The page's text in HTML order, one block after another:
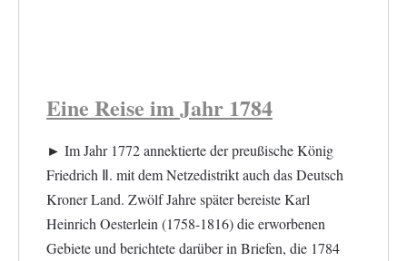
Eine Reise im Jahr 1784
► Im Jahr 1772 annektierte der preußische König
Friedrich Ⅱ. mit dem Netzedistrikt auch das Deutsch
Kroner Land. Zwölf Jahre später bereiste Karl
Heinrich Oesterlein (1758-1816) die erworbenen
Gebiete und berichtete darüber in Briefen, die 1784